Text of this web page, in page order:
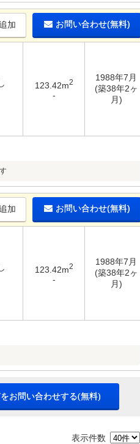
加 お問い合わせ(無料)
123.42m2
-
1988年7月
(築38年2ヶ
月)
加 お問い合わせ(無料)
123.42m2
-
1988年7月
(築38年2ヶ
月)
お問い合わせする(無料)
表示件数